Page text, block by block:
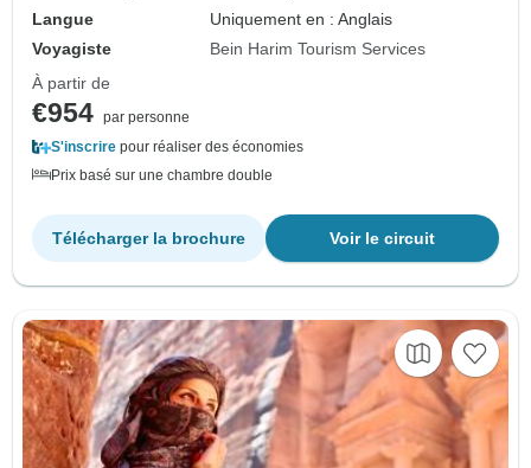
Langue
Uniquement en : Anglais
Voyagiste
Bein Harim Tourism Services
À partir de
€954 par personne
S'inscrire pour réaliser des économies
Prix basé sur une chambre double
Voir le circuit
Télécharger la brochure